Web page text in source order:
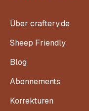
Über craftery.de
Sheep Friendly
Blog
Abonnements
Korrekturen